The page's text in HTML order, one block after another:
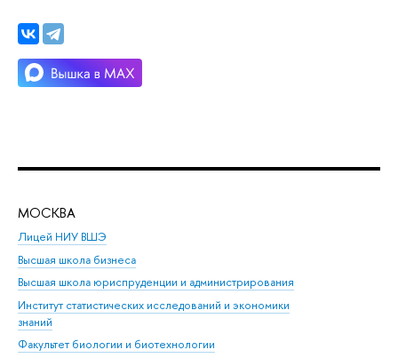
МОСКВА
Лицей НИУ ВШЭ
Высшая школа бизнеса
Высшая школа юриспруденции и администрирования
Институт статистических исследований и экономики
знаний
Факультет биологии и биотехнологии